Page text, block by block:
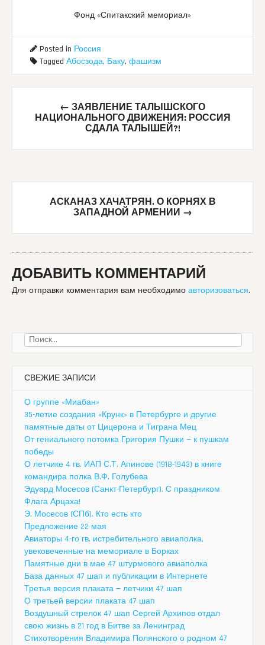
Фонд «Спитакский мемориал»
Posted in Россия
Tagged Абосзода, Баку, фашизм
navigation
← ЗАЯВЛЕНИЕ ТАЛЫШСКОГО
НАЦИОНАЛЬНОГО ДВИЖЕНИЯ: РОССИЯ
СДАЛА ТАЛЫШЕЙ?!
АСКАНАЗ ХАЧАТРЯН. О КОРНЯХ В
ЗАПАДНОЙ АРМЕНИИ →
ДОБАВИТЬ КОММЕНТАРИЙ
Для отправки комментария вам необходимо авторизоваться.
Найти:
СВЕЖИЕ ЗАПИСИ
О группе «Миабан»
35-летие создания «Крунк» в Петербурге и другие
памятные даты от Цицерона и Тиграна Мец
От гениального потомка Григория Пушки — к пушкам
победы
О летчике 4 гв. ИАП С.Т. Апинове (1918-1943) в книге
командира полка В.Ф. Голубева
Эдуард Мосесов (Санкт-Петербург). С праздником
Флага Арцаха!
Э. Мосесов (СПб). Кто есть кто
Предложение 22 мая
Авиаторы 4-го гв. истребительного авиаполка,
увековеченные на мемориале в Борках
Памятные дни в мае 47 штурмового авиаполка
База данных 47 шап и публикации в Интернете
Третья версия плаката — летчики 47 шап
О третьей версии плаката 47 шап
Воздушный стрелок 47 шап Сергей Архипов отдал
свою жизнь в 21 год в Битве за Ленинград
Стихотворения Владимира Полянского о родном 47